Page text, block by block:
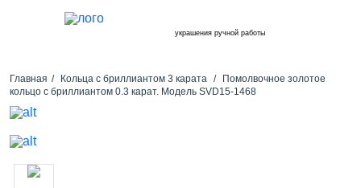
украшения ручной работы
Главная Кольца с бриллиантом 3 карата
Помолвочное золотое
кольцо с бриллиантом 0.3 карат. Модель SVD15-1468